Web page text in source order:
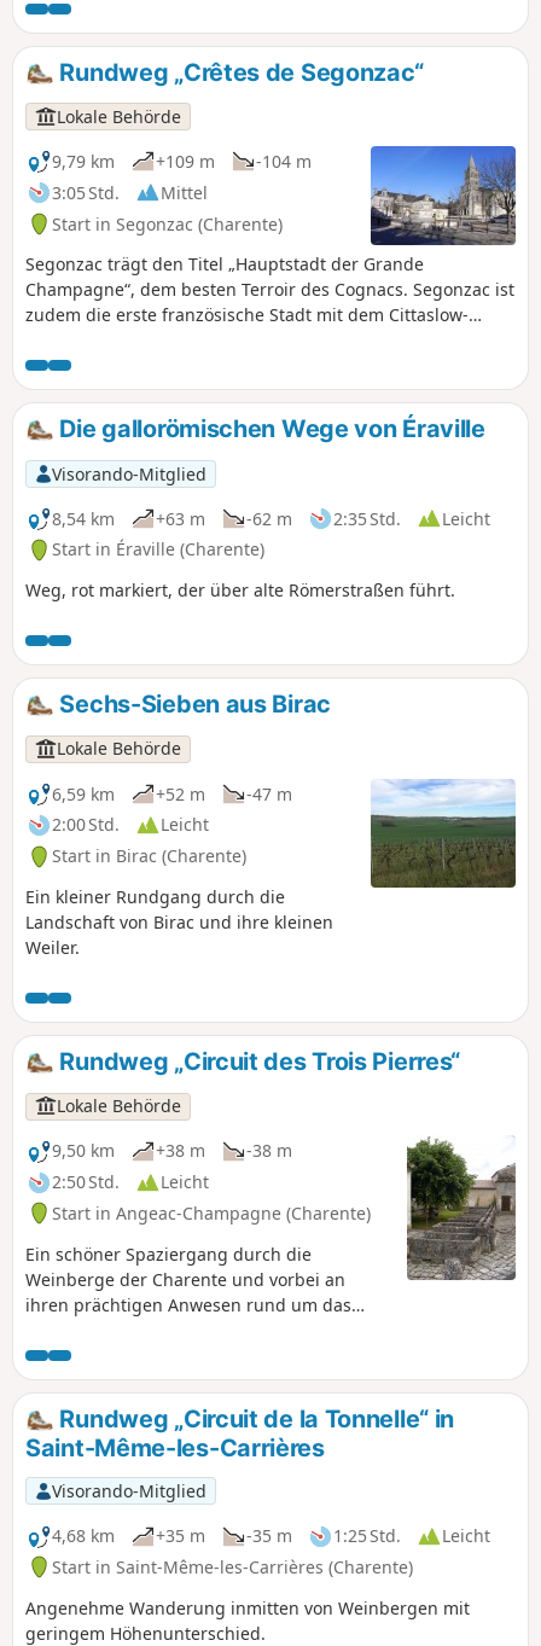
Haupteinnahmequelle.
Rundweg „Crêtes de Segonzac“
Lokale Behörde
9,79 km
+109 m
-104 m
3:05 Std.
Mittel
Start in Segonzac (Charente)
Segonzac trägt den Titel „Hauptstadt der Grande
Champagne“, dem besten Terroir des Cognacs. Segonzac ist
zudem die erste französische Stadt mit dem Cittaslow-
Städte auszeichnet, denen Umwelt und Lebensqualität am
Herzen liegen.
Die gallorömischen Wege von Éraville
Visorando-Mitglied
8,54 km
+63 m -62 m 2:35 Std.
Leicht
Start in Éraville (Charente)
Weg, rot markiert, der über alte Römerstraßen führt.
Sechs-Sieben aus Birac
Lokale Behörde
6,59 km
+52 m
-47 m
2:00 Std.
Leicht
Start in Birac (Charente)
Ein kleiner Rundgang durch die
Landschaft von Birac und ihre kleinen
Weiler.
Rundweg „Circuit des Trois Pierres“
Lokale Behörde
9,50 km
+38 m
-38 m
2:50 Std.
Leicht
Start in Angeac-Champagne (Charente)
Ein schöner Spaziergang durch die
Weinberge der Charente und vorbei an
ihren prächtigen Anwesen rund um das
zählt zahlreiche prächtige Häuser im Stil der
Charente, die von dem wirtschaftlichen
Reichtum zeugen, der mit dem lokalen
Produkt, seiner Hauptwirtschaftsquelle,
verbunden ist. Der Eingang zu den Anwesen
ist durch einen Vorbau oder ein Tor
gekennzeichnet: Es gibt nicht weniger als
fünfzig davon! Sie sind einzigartig und ein
wesentlicher Bestandteil unseres lokalen
Kulturerbes. Im Dorf Roissac verschönern
sie die Hauptstraße.
Rundweg „Circuit de la Tonnelle“ in
Saint-Même-les-Carrières
Visorando-Mitglied
4,68 km
+35 m -35 m 1:25 Std.
Leicht
Start in Saint-Même-les-Carrières (Charente)
Angenehme Wanderung inmitten von Weinbergen mit
geringem Höhenunterschied.